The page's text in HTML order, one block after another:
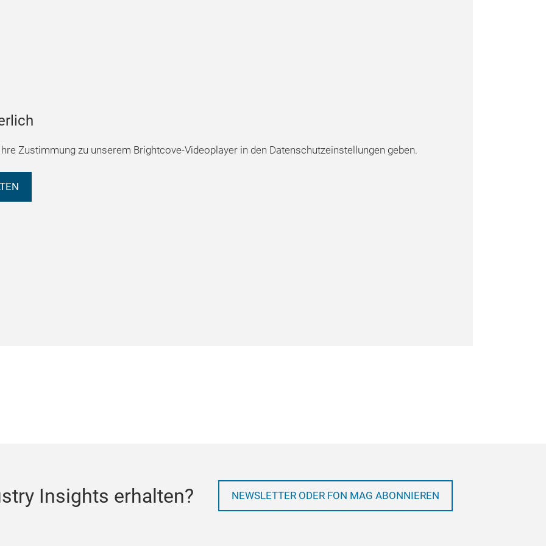
Zustimmung zu unserem Brightcove-Videoplayer in den Datenschutzeinstellungen geben.
Insights erhalten? NEWSLETTER ODER FON MAG ABONNIEREN